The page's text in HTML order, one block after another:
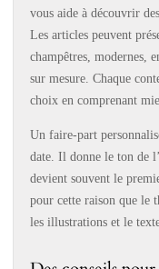
vous aide à découvrir
Les articles peuvent
champêtres, modernes,
sur mesure. Chaque
choix en comprenant
Un faire-part
date. Il donne le ton de
devient souvent le
pour cette raison que le
les illustrations et le